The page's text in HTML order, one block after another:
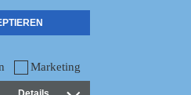
Marketing